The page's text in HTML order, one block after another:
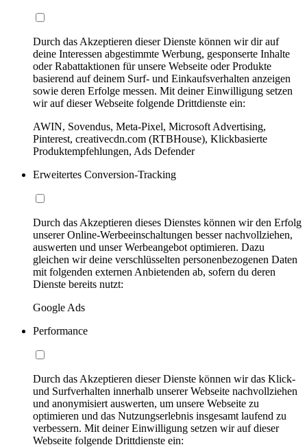
Durch das Akzeptieren dieser Dienste können wir dir auf
deine Interessen abgestimmte Werbung, gesponserte Inhalte
oder Rabattaktionen für unsere Webseite oder Produkte
basierend auf deinem Surf- und Einkaufsverhalten anzeigen
sowie deren Erfolge messen. Mit deiner Einwilligung setzen
wir auf dieser Webseite folgende Drittdienste ein:
AWIN, Sovendus, Meta-Pixel, Microsoft Advertising,
Pinterest, creativecdn.com (RTBHouse), Klickbasierte
Produktempfehlungen, Ads Defender
Erweitertes Conversion-Tracking
Durch das Akzeptieren dieses Dienstes können wir den Erfolg
unserer Online-Werbeeinschaltungen besser nachvollziehen,
auswerten und unser Werbeangebot optimieren. Dazu
gleichen wir deine verschlüsselten personenbezogenen Daten
mit folgenden externen Anbietenden ab, sofern du deren
Dienste bereits nutzt:
Google Ads
Performance
Durch das Akzeptieren dieser Dienste können wir das Klick-
und Surfverhalten innerhalb unserer Webseite nachvollziehen
und anonymisiert auswerten, um unsere Webseite zu
optimieren und das Nutzungserlebnis insgesamt laufend zu
verbessern. Mit deiner Einwilligung setzen wir auf dieser
Webseite folgende Drittdienste ein: